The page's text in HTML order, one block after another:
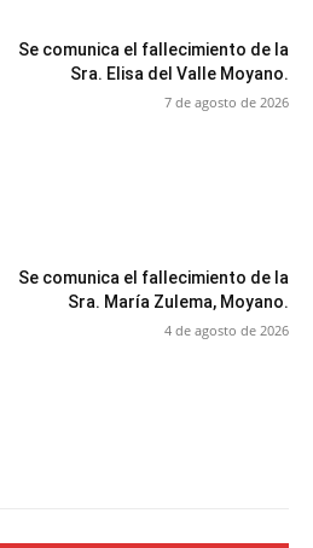
Se comunica el fallecimiento de la
Sra. Elisa del Valle Moyano.
7 de agosto de 2026
Se comunica el fallecimiento de la
Sra. María Zulema, Moyano.
4 de agosto de 2026